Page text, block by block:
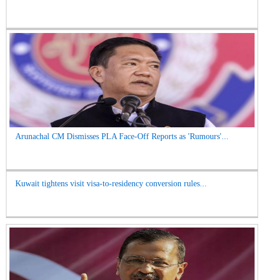
Arunachal CM Dismisses PLA Face-Off Reports as 'Rumours'...
Kuwait tightens visit visa-to-residency conversion rules...